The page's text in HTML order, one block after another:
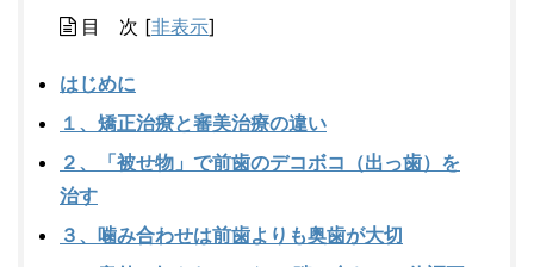
目 次 [非表示]
はじめに
１、矯正治療と審美治療の違い
２、「被せ物」で前歯のデコボコ（出っ歯）を
治す
３、噛み合わせは前歯よりも奥歯が大切